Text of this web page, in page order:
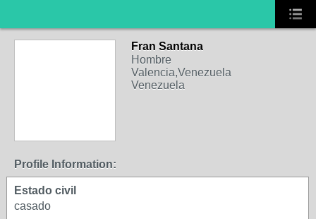
Fran Santana
Hombre
Valencia,Venezuela
Venezuela
Profile Information:
Estado civil
casado